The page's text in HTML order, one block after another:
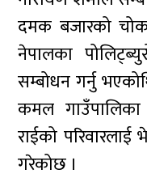
दमक बजारको
नेपालका
सम्बोधन गर्नु
कमल गाउँपालिका
राईको
गरेकोछ ।